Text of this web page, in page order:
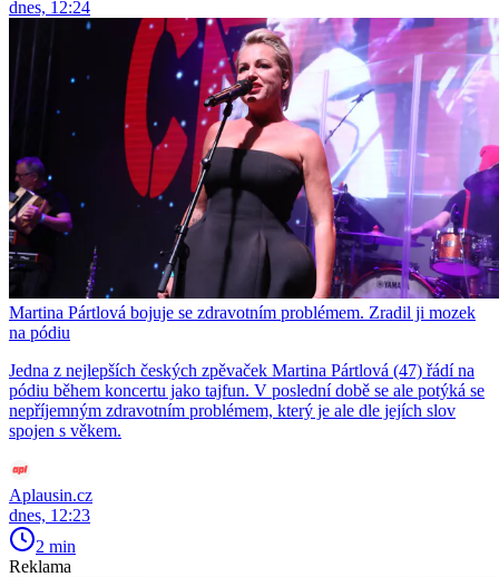
dnes, 12:24
Martina Pártlová bojuje se zdravotním problémem. Zradil ji mozek
na pódiu
Jedna z nejlepších českých zpěvaček Martina Pártlová (47) řádí na
pódiu během koncertu jako tajfun. V poslední době se ale potýká se
nepříjemným zdravotním problémem, který je ale dle jejích slov
spojen s věkem.
Aplausin.cz
dnes, 12:23
2 min
Reklama